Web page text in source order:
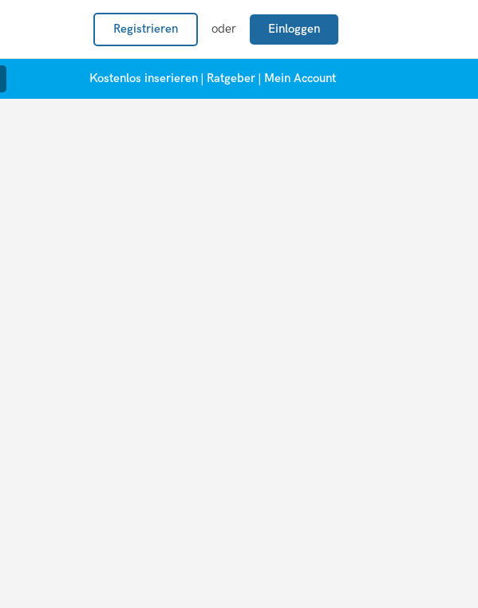
Registrieren oder Einloggen
Kostenlos inserieren Ratgeber Mein Account